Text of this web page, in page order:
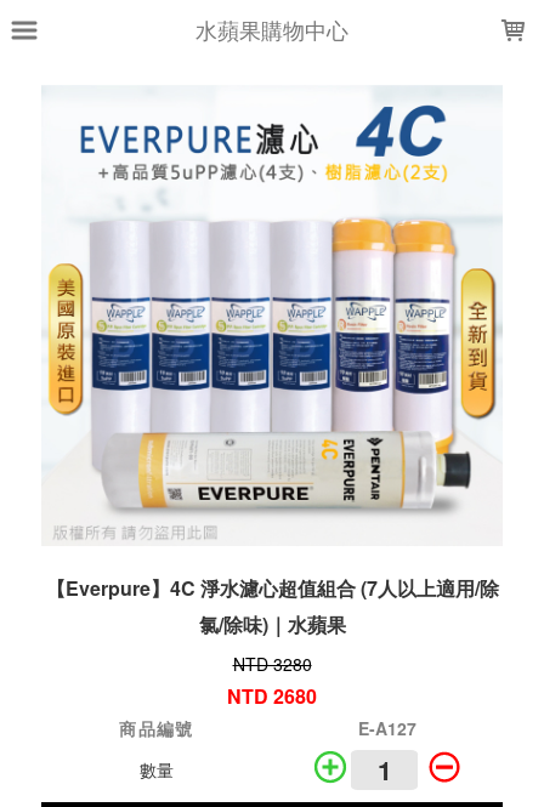
水蘋果購物中心
【Everpure】4C 淨水濾心超值組合 (7人以上適用/除
氯/除味)｜水蘋果
NTD 3280
NTD 2680
商品編號
E-A127
數量